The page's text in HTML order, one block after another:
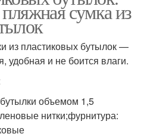
сумка из
из пластиковых бутылок —
удобная и не боится влаги.
объемом 1,5
нитки;фурнитура: